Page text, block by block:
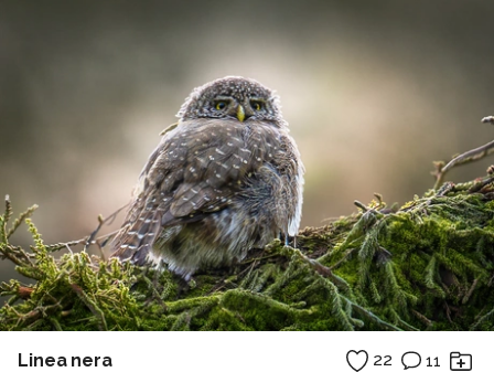
Linea nera 22 11